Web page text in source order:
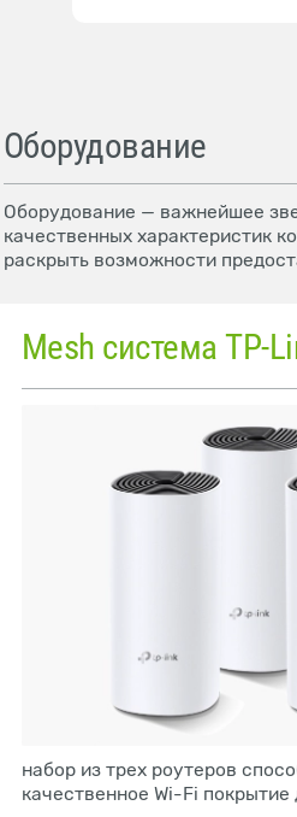
Оборудование
Оборудование — важнейшее
качественных характеристик
раскрыть возможности
набор из трех роутеров
качественное Wi-Fi покрытие